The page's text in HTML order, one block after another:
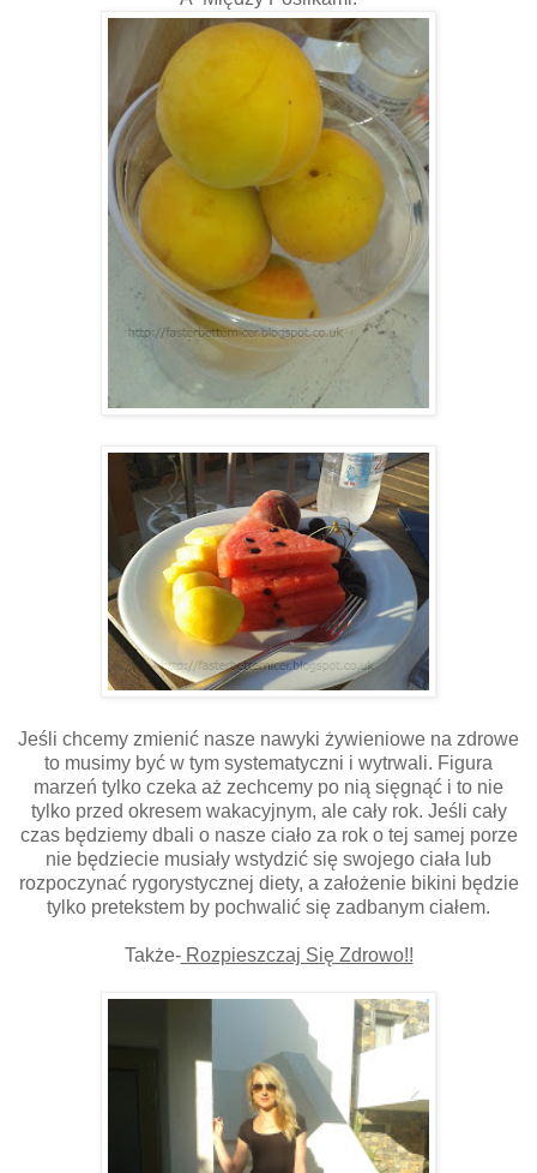
Jeśli chcemy zmienić nasze nawyki żywieniowe na zdrowe
to musimy być w tym systematyczni i wytrwali. Figura
marzeń tylko czeka aż zechcemy po nią sięgnąć i to nie
tylko przed okresem wakacyjnym, ale cały rok. Jeśli cały
czas będziemy dbali o nasze ciało za rok o tej samej porze
nie będziecie musiały wstydzić się swojego ciała lub
rozpoczynać rygorystycznej diety, a założenie bikini będzie
tylko pretekstem by pochwalić się zadbanym ciałem.
Także-Rozpieszczaj Się Zdrowo!!